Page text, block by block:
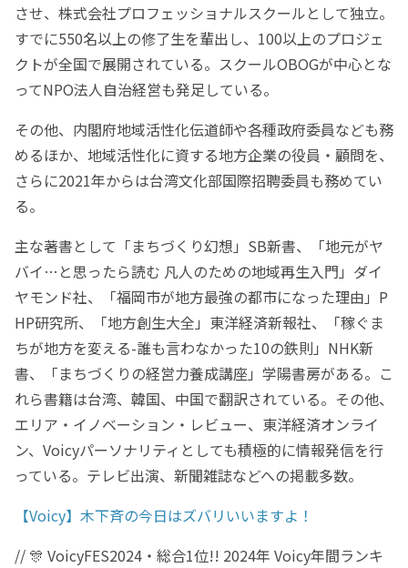
させ、株式会社プロフェッショナルスクールとして独立。
すでに550名以上の修了生を輩出し、100以上のプロジェ
クトが全国で展開されている。スクールOBOGが中心とな
ってNPO法人自治経営も発足している。
その他、内閣府地域活性化伝道師や各種政府委員なども務
めるほか、地域活性化に資する地方企業の役員・顧問を、
さらに2021年からは台湾文化部国際招聘委員も務めてい
る。
主な著書として「まちづくり幻想」SB新書、「地元がヤ
バイ…と思ったら読む 凡人のための地域再生入門」ダイ
ヤモンド社、「福岡市が地方最強の都市になった理由」P
HP研究所、「地方創生大全」東洋経済新報社、「稼ぐま
ちが地方を変える-誰も言わなかった10の鉄則」NHK新
書、「まちづくりの経営力養成講座」学陽書房がある。こ
れら書籍は台湾、韓国、中国で翻訳されている。その他、
エリア・イノベーション・レビュー、東洋経済オンライ
ン、Voicyパーソナリティとしても積極的に情報発信を行
っている。テレビ出演、新聞雑誌などへの掲載多数。
【Voicy】木下斉の今日はズバリいいますよ！
// 🎊 VoicyFES2024・総合1位!! 2024年 Voicy年間ランキ